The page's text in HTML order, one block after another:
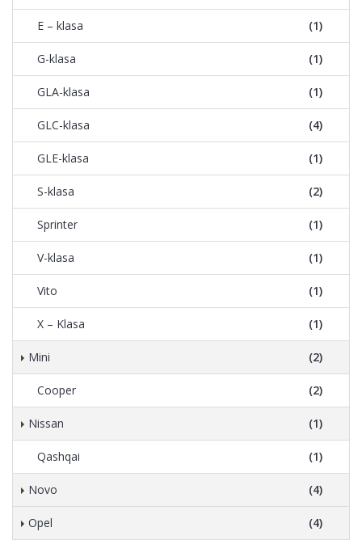
E – klasa (1)
G-klasa (1)
GLA-klasa (1)
GLC-klasa (4)
GLE-klasa (1)
S-klasa (2)
Sprinter (1)
V-klasa (1)
Vito (1)
X – Klasa (1)
Mini (2)
Cooper (2)
Nissan (1)
Qashqai (1)
Novo (4)
Opel (4)